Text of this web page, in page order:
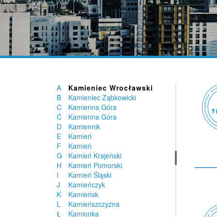
A
B
C
Ć
D
E
F
G
H
I
J
K
L
Ł
Kalonka
Kalwaria Zebrzydowska
Kałduny
Kamesznica
Kamienica
Kamienica
Kamieniec Wrocławski
Kamieniec Ząbkowicki
Kamienna Góra
Kamienna Góra
Kamiennik
Kamień
Kamień
Kamień Krajeński
Kamień Pomorski
Kamień Śląski
Kamieńczyk
Kamieńsk
Kamieńszczyzna
Kamionka